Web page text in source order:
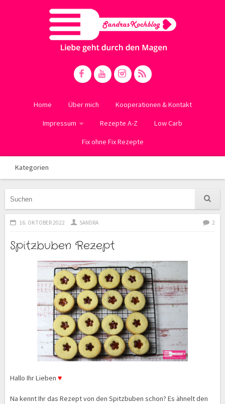
Home Über mich Kooperationen & Kontakt
Impressum Rezepte A-Z Low Carb
Fix ohne Fix Rezepte
Kategorien
16. OKTOBER 2022 SANDRA 2
Spitzbuben Rezept
Hallo Ihr Lieben ♥
Na kennt Ihr das Rezept von den Spitzbuben schon? Es ähnelt den